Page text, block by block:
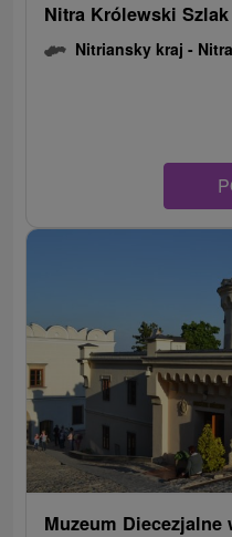
Nitra Królewski
Nitriansky kraj -
Muzeum Diecezjalne